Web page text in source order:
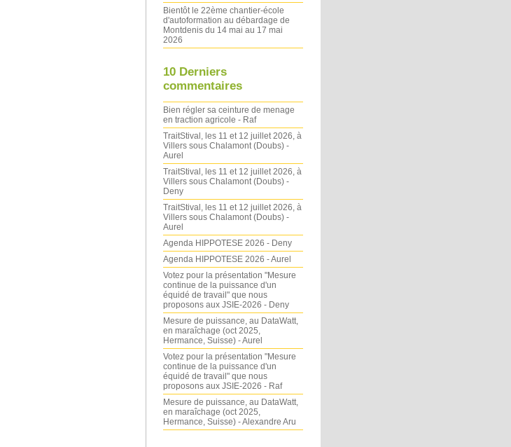
Bientôt le 22ème chantier-école
d'autoformation au débardage de
Montdenis du 14 mai au 17 mai
2026
10 Derniers
commentaires
Bien régler sa ceinture de menage
en traction agricole - Raf
TraitStival, les 11 et 12 juillet 2026, à
Villers sous Chalamont (Doubs) -
Aurel
TraitStival, les 11 et 12 juillet 2026, à
Villers sous Chalamont (Doubs) -
Deny
TraitStival, les 11 et 12 juillet 2026, à
Villers sous Chalamont (Doubs) -
Aurel
Agenda HIPPOTESE 2026 - Deny
Agenda HIPPOTESE 2026 - Aurel
Votez pour la présentation "Mesure
continue de la puissance d'un
équidé de travail" que nous
proposons aux JSIE-2026 - Deny
Mesure de puissance, au DataWatt,
en maraîchage (oct 2025,
Hermance, Suisse) - Aurel
Votez pour la présentation "Mesure
continue de la puissance d'un
équidé de travail" que nous
proposons aux JSIE-2026 - Raf
Mesure de puissance, au DataWatt,
en maraîchage (oct 2025,
Hermance, Suisse) - Alexandre Aru